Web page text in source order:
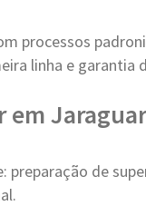
processos
linha e garantia
preparação de